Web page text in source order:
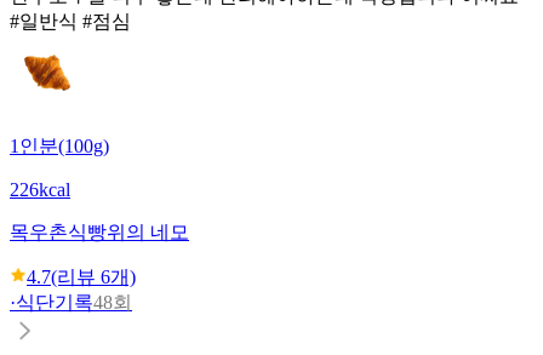
#일반식 #점심
1인분(100g)
226kcal
목우촌식빵위의 네모
4.7(리뷰 6개)
·식단기록48회